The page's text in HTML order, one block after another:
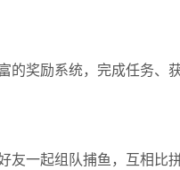
的奖励系统，完成任务、
友一起组队捕鱼，互相比